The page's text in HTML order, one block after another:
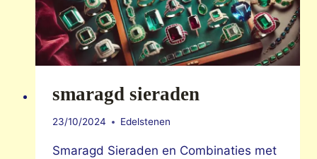
smaragd sieraden
23/10/2024 Edelstenen
Smaragd Sieraden en Combinaties met